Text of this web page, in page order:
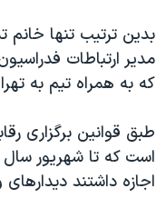
بدین ترتیب تنها خانم
مدیر ارتباطات
که به همراه تیم به
طبق قوانین برگزاری
اجازه داشتند دیدارهای